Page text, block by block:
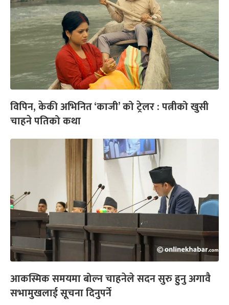
विपिन, केकी अभिनित ‘काजी’ को ट्रेलर : पत्नीको खुसी
चाहने पतिको कथा
आकस्मिक समयमा बोल्न चाहनेले सदन सुरु हुनु अगावै
सभामुखलाई सूचना दिनुपर्ने